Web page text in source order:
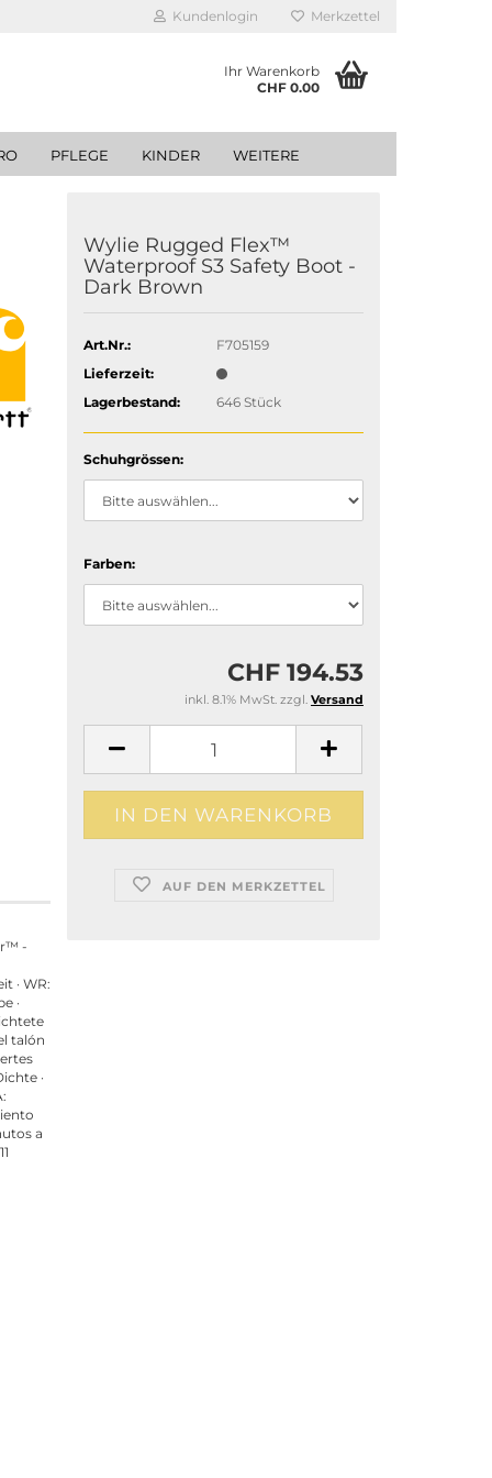
Kundenlogin Merkzettel
Ihr Warenkorb
CHF 0.00
PFLEGE KINDER WEITERE
Wylie Rugged Flex™
Waterproof S3 Safety Boot -
Dark Brown
Art.Nr.:
F705159
Lieferzeit:
Lagerbestand:
646Stück
Schuhgrössen:
Farben:
CHF 194.53
inkl. 8.1% MwSt. zzgl. Versand
AUF DEN MERKZETTEL
-
· WR:
·
talón
·
a